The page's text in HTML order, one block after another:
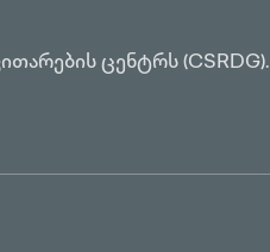
ცენტრს (CSRDG).